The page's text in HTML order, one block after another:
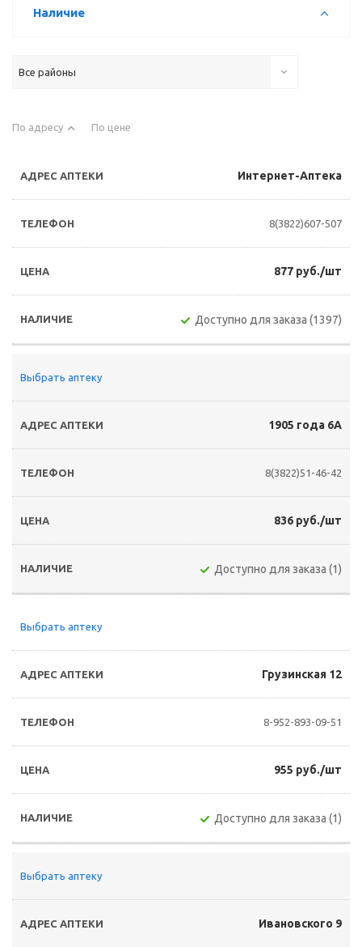
Наличие
Все районы
По адресу По цене
Интернет-Аптека
8(3822)607-507
877 руб./шт
Доступно для заказа (1397)
Выбрать аптеку
1905 года 6А
8(3822)51-46-42
836 руб./шт
Доступно для заказа (1)
Выбрать аптеку
Грузинская 12
8-952-893-09-51
955 руб./шт
Доступно для заказа (1)
Выбрать аптеку
Ивановского 9